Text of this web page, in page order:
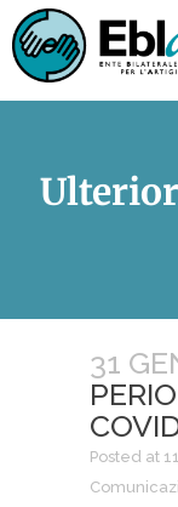
31
Posted at